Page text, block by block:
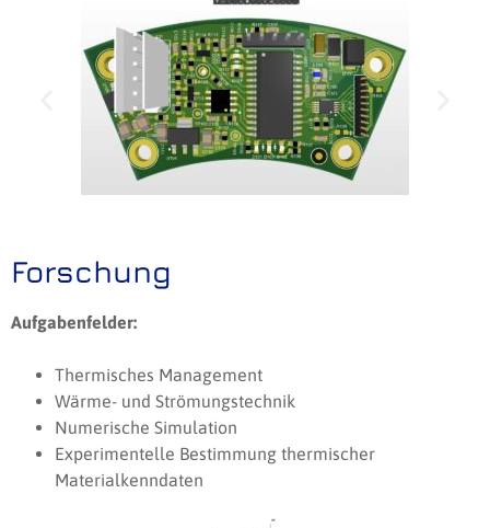
Forschung
Aufgabenfelder:
Thermisches Management
Wärme- und Strömungstechnik
Numerische Simulation
Experimentelle Bestimmung thermischer
Materialkenndaten